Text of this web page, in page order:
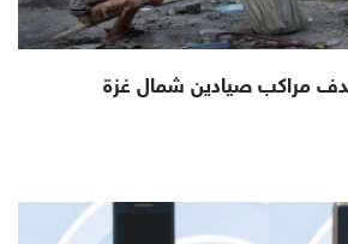
مراكب صيادين شمال غزة